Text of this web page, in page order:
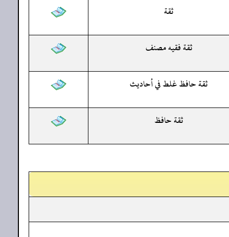
ثقة
ثقة فقيه مصنف
ثقة حافظ غلط في أحاديث
ثقة حافظ